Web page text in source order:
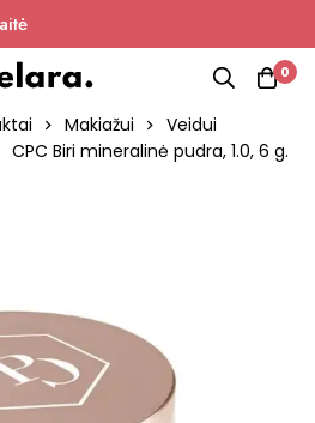
0
Makiažui
Veidui
CPC Biri mineralinė pudra, 1.0, 6 g.